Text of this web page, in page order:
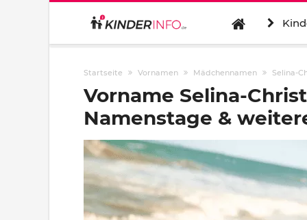
Startseite Vornamen Mädchennamen Selina-
Vorname Selina-
Namenstage &